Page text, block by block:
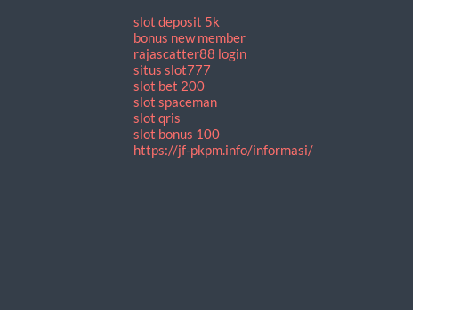
slot deposit 5k
bonus new member
rajascatter88 login
situs slot777
slot bet 200
slot spaceman
slot qris
slot bonus 100
https://jf-pkpm.info/informasi/